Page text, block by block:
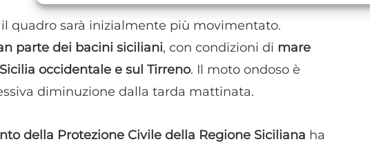
Utilizzare dati di geolocalizzazione precisi, Riconoscere i
dispositivi in base a informazioni richieste attivamente.
pubblicità e contenuto, Salvare e comunicare le
quadro sarà inizialmente più movimentato.
parte dei bacini siciliani, con condizioni di mare
occidentale e sul Tirreno. Il moto ondoso è
diminuzione dalla tarda mattinata.
della Protezione Civile della Regione Siciliana ha